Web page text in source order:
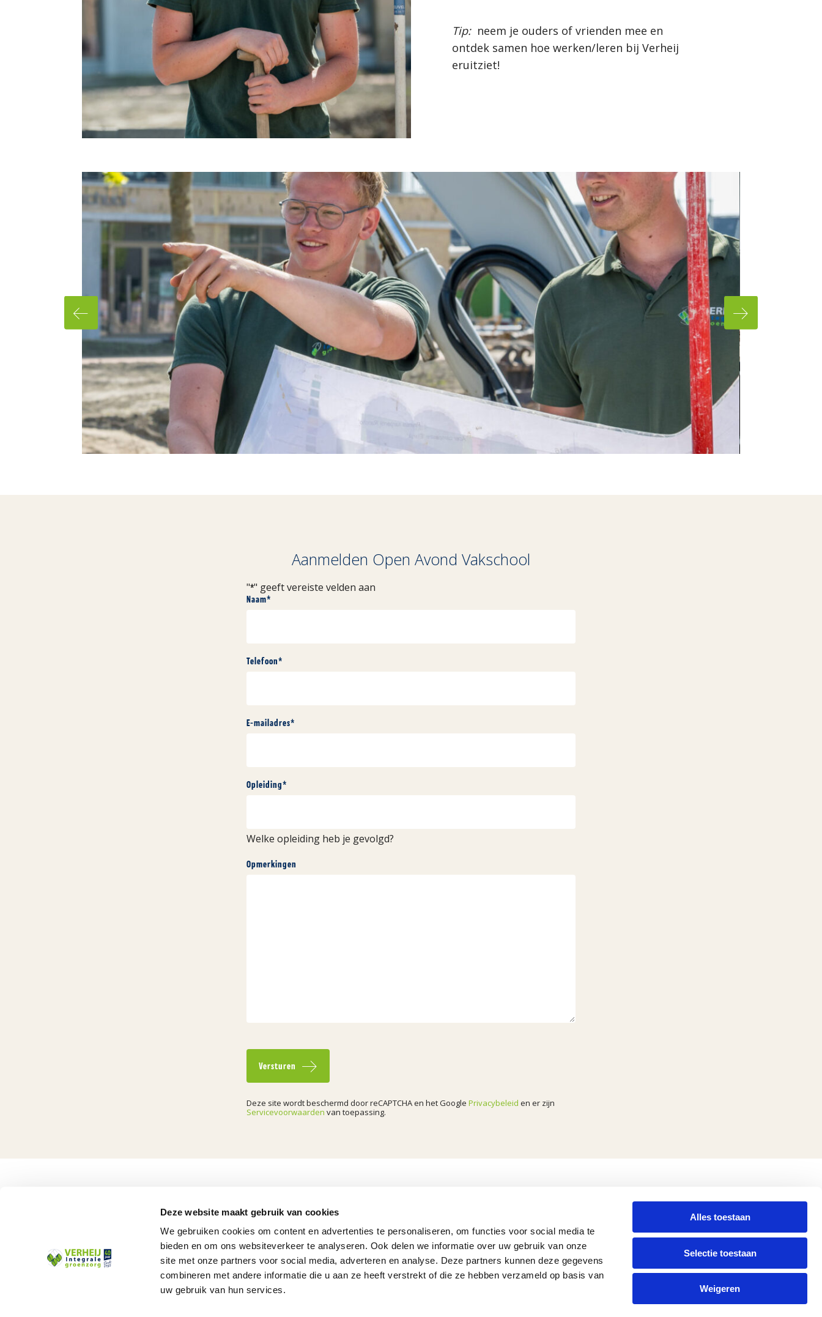
Deze website maakt gebruik van cookies
We gebruiken cookies om content en advertenties te personaliseren, om functies voor social media te
bieden en om ons websiteverkeer te analyseren. Ook delen we informatie over uw gebruik van onze
site met onze partners voor social media, adverteren en analyse. Deze partners kunnen deze gegevens
combineren met andere informatie die u aan ze heeft verstrekt of die ze hebben verzameld op basis van
uw gebruik van hun services.
Alles toestaan
Selectie toestaan
Weigeren
Waar ben je naar op zoek?
Tip:neem je ouders of vrienden mee en
ontdek samen hoe werken/leren bij Verheij
eruitziet!
Aanmelden Open Avond Vakschool
"*" geeft vereiste velden aan
Naam*
Telefoon*
E-mailadres*
Opleiding*
Welke opleiding heb je gevolgd?
Opmerkingen
Versturen
Deze site wordt beschermd door reCAPTCHA en het GooglePrivacybeleid en er zijn
Servicevoorwaarden van toepassing.
Beheer en onderhoud
Aanleg en renovatie
Advies en ontwerp
Over Verheij
Werken bij
HOOFDKANTOOR
info@verheijbv.nl